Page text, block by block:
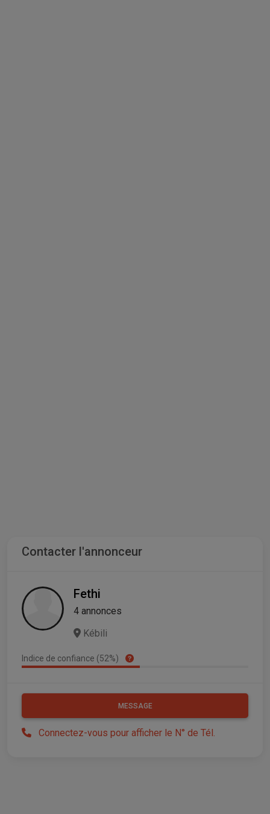
Contacter l'annonceur
Fethi
4 annonces
Kébili
Indice de confiance (52%)
MESSAGE
Connectez-vous pour afficher le N° de Tél.